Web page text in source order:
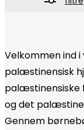
Velkommen ind
palæstinensisk
palæstinensiske
og det
Gennem